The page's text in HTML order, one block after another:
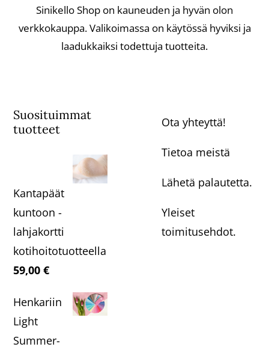
Sinikello Shop on kauneuden ja hyvän olon
verkkokauppa. Valikoimassa on käytössä hyviksi ja
laadukkaiksi todettuja tuotteita.
Suosituimmat
tuotteet
Kantapäät
kuntoon -
lahjakortti
kotihoitotuotteella
59,00€
Henkariin
Light
Summer-
Ota yhteyttä!
Tietoa meistä
Lähetä palautetta.
Yleiset
toimitusehdot.